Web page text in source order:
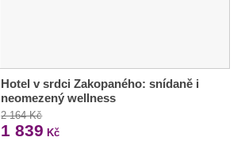
Hotel v srdci Zakopaného: snídaně i
neomezený wellness
2 164 Kč
1 839 Kč